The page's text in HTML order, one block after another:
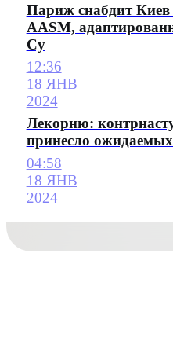
Париж снабдит
AASM,
Су
12:36
18 ЯНВ
2024
Лекорню:
принесло ожидаемых
04:58
18 ЯНВ
2024